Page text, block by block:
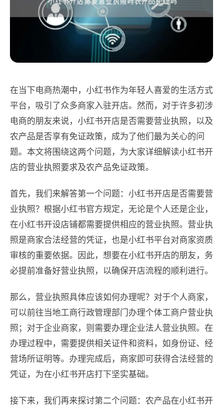
在当下电商热潮中，小红书作为年轻人喜爱的生活方式
平台，吸引了众多商家入驻开店。然而，对于许多初涉
电商的朋友来说，小红书开店是否需要营业执照，以及
农产品是否享有免证政策，成为了他们最为关心的问
题。本文将围绕这两个问题，为大家详细解读小红书开
店的营业执照要求及农产品免证政策。
首先，我们来解答第一个问题：小红书开店是否需要营
业执照？根据小红书官方规定，无论是个人还是企业，
在小红书开设店铺都需要提供相应的营业执照。营业执
照是商家合法经营的凭证，也是小红书平台对商家资质
审核的重要依据。因此，想要在小红书开店的朋友，务
必提前准备好营业执照，以确保开店流程的顺利进行。
那么，营业执照具体应该如何办理呢？对于个人商家，
可以前往当地工商行政管理部门办理个体工商户营业执
照；对于企业商家，则需要办理企业法人营业执照。在
办理过程中，需要提供相关证件和资料，如身份证、经
营场所证明等。办理完成后，商家即可获得合法经营的
凭证，为在小红书开店打下坚实基础。
接下来，我们再来探讨第二个问题：农产品在小红书开